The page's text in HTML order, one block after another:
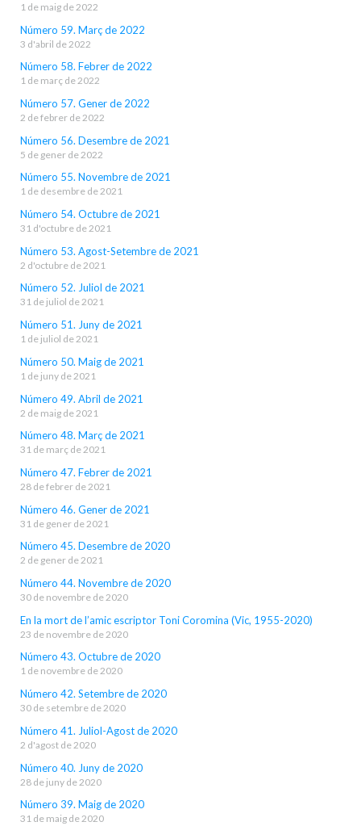
1 de maig de 2022
Número 59. Març de 2022
3 d'abril de 2022
Número 58. Febrer de 2022
1 de març de 2022
Número 57. Gener de 2022
2 de febrer de 2022
Número 56. Desembre de 2021
5 de gener de 2022
Número 55. Novembre de 2021
1 de desembre de 2021
Número 54. Octubre de 2021
31 d'octubre de 2021
Número 53. Agost-Setembre de 2021
2 d'octubre de 2021
Número 52. Juliol de 2021
31 de juliol de 2021
Número 51. Juny de 2021
1 de juliol de 2021
Número 50. Maig de 2021
1 de juny de 2021
Número 49. Abril de 2021
2 de maig de 2021
Número 48. Març de 2021
31 de març de 2021
Número 47. Febrer de 2021
28 de febrer de 2021
Número 46. Gener de 2021
31 de gener de 2021
Número 45. Desembre de 2020
2 de gener de 2021
Número 44. Novembre de 2020
30 de novembre de 2020
En la mort de l’amic escriptor Toni Coromina (Vic, 1955-2020)
23 de novembre de 2020
Número 43. Octubre de 2020
1 de novembre de 2020
Número 42. Setembre de 2020
30 de setembre de 2020
Número 41. Juliol-Agost de 2020
2 d'agost de 2020
Número 40. Juny de 2020
28 de juny de 2020
Número 39. Maig de 2020
31 de maig de 2020